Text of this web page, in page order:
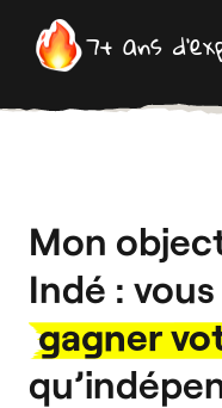
7+ ans
Mon
Indé :
gagner